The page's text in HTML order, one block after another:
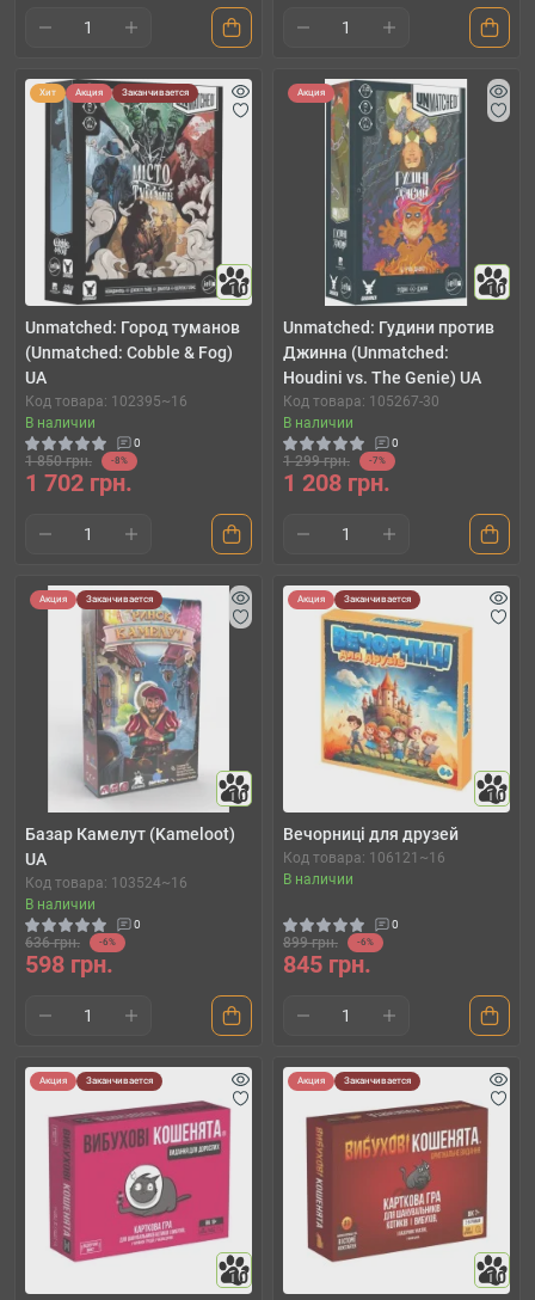
Хит Акция Заканчивается
10
Unmatched: Город туманов
(Unmatched: Cobble & Fog)
UA
Код товара: 102395~16
В наличии
0
1 850 грн. -8%
1 702 грн.
Акция
10
Unmatched: Гудини против
Джинна (Unmatched:
Houdini vs. The Genie) UA
Код товара: 105267-30
В наличии
0
1 299 грн. -7%
1 208 грн.
Акция Заканчивается
10
Базар Камелут (Kameloot)
UA
Код товара: 103524~16
В наличии
0
636 грн. -6%
598 грн.
Акция Заканчивается
10
Вечорниці для друзей
Код товара: 106121~16
В наличии
0
899 грн. -6%
845 грн.
Акция Заканчивается
10
Акция Заканчивается
10